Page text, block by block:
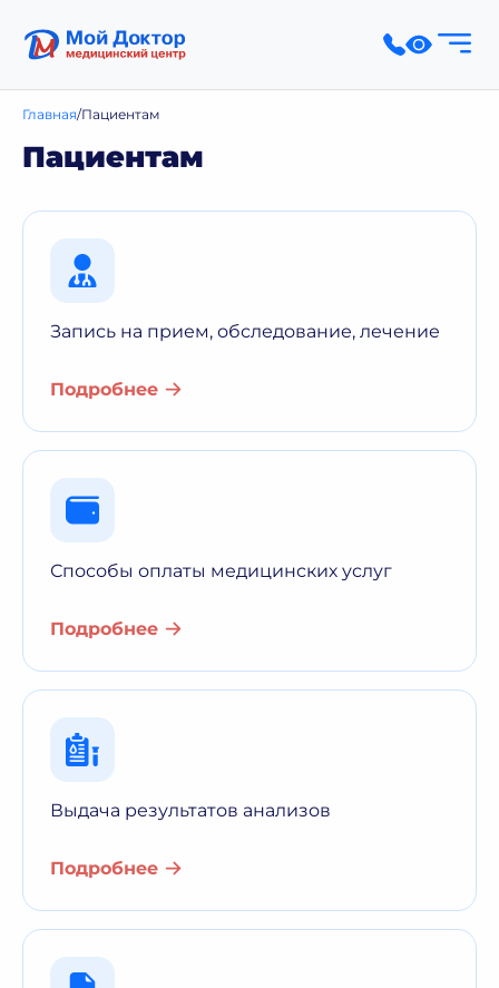
Главная Пациентам
Пациентам
Запись на прием, обследование, лечение
Подробнее
Способы оплаты медицинских услуг
Подробнее
Выдача результатов анализов
Подробнее